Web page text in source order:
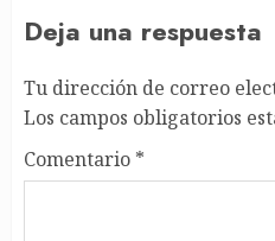
Deja una respuesta
Tu dirección de correo
Los campos obligatorios
Comentario *